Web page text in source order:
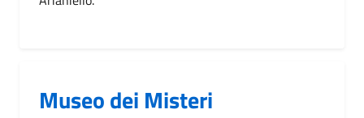
Museo dei Misteri